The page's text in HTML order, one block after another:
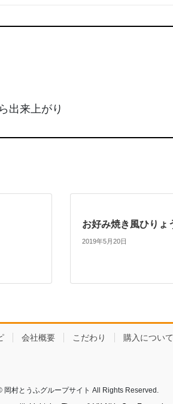
出来上がり
お好み焼き風ひりょ
2019年5月20日
会社概要 こだわり 購入について
岡村とうふグループサイト All Rights Reserved.